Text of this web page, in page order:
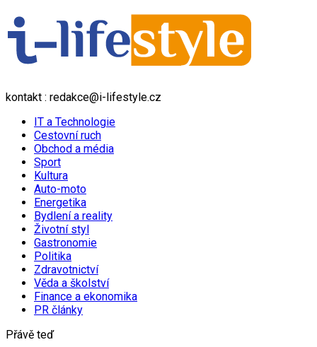
kontakt : redakce@i-lifestyle.cz
IT a Technologie
Cestovní ruch
Obchod a média
Sport
Kultura
Auto-moto
Energetika
Bydlení a reality
Životní styl
Gastronomie
Politika
Zdravotnictví
Věda a školství
Finance a ekonomika
PR články
Přávě teď